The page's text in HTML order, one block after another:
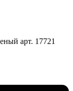
арт. 17721